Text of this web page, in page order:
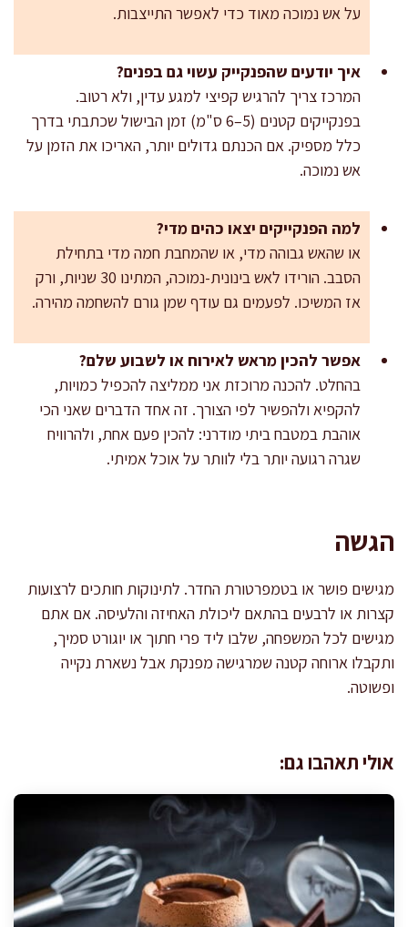
על אש נמוכה מאוד כדי לאפשר התייצבות.
איך יודעים שהפנקייק עשוי גם בפנים?
המרכז צריך להרגיש קפיצי למגע עדין, ולא רטוב.
בפנקייקים קטנים (5–6 ס"מ) זמן הבישול שכתבתי בדרך
כלל מספיק. אם הכנתם גדולים יותר, האריכו את הזמן על
אש נמוכה.
למה הפנקייקים יצאו כהים מדי?
או שהאש גבוהה מדי, או שהמחבת חמה מדי בתחילת
הסבב. הורידו לאש בינונית-נמוכה, המתינו 30 שניות, ורק
אז המשיכו. לפעמים גם עודף שמן גורם להשחמה מהירה.
אפשר להכין מראש לאירוח או לשבוע שלם?
בהחלט. להכנה מרוכזת אני ממליצה להכפיל כמויות,
להקפיא ולהפשיר לפי הצורך. זה אחד הדברים שאני הכי
אוהבת במטבח ביתי מודרני: להכין פעם אחת, ולהרוויח
שגרה רגועה יותר בלי לוותר על אוכל אמיתי.
הגשה
מגישים פושר או בטמפרטורת החדר. לתינוקות חותכים לרצועות
קצרות או לרבעים בהתאם ליכולת האחיזה והלעיסה. אם אתם
מגישים לכל המשפחה, שלבו ליד פרי חתוך או יוגורט סמיך,
ותקבלו ארוחה קטנה שמרגישה מפנקת אבל נשארת נקייה
ופשוטה.
אולי תאהבו גם: